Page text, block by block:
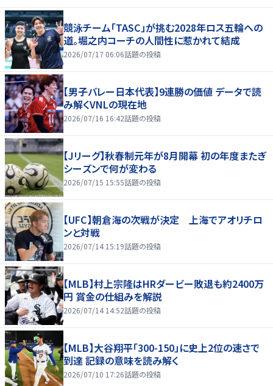
競泳チーム「TASC」が挑む2028年ロス五輪への
道。堀之内コーチの人間性に惹かれて結成
2026/07/17 06:06話題の投稿
【男子バレー日本代表】9連勝の価値 データで読
み解くVNLの現在地
2026/07/16 16:42話題の投稿
【Jリーグ】秋春制元年が8月開幕 初の年度またぎ
シーズンで何が変わる
2026/07/15 15:55話題の投稿
【UFC】朝倉海の次戦が決定 上海でアオリチロ
ンと対戦
2026/07/14 15:19話題の投稿
【MLB】村上宗隆はHRダービー敗退も約2400万
円 賞金の仕組みを解説
2026/07/14 14:52話題の投稿
【MLB】大谷翔平「300-150」に史上2位の速さで
到達 記録の意味を読み解く
2026/07/10 17:26話題の投稿